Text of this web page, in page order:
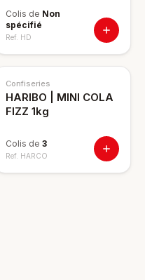
Colis de Non
spécifié
Ref. HD
Confiseries
HARIBO | MINI COLA
FIZZ 1kg
Colis de 3
Ref. HARCO